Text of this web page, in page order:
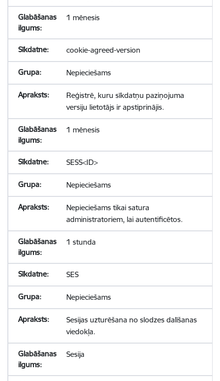
1 mēnesis
cookie-agreed-version
Nepieciešams
Reģistrē, kuru sīkdatņu paziņojuma
versiju lietotājs ir apstiprinājis.
1 mēnesis
SESS<ID>
Nepieciešams
Nepieciešams tikai satura
administratoriem, lai autentificētos.
1 stunda
SES
Nepieciešams
Sesijas uzturēšana no slodzes dalīšanas
viedokļa.
Sesija